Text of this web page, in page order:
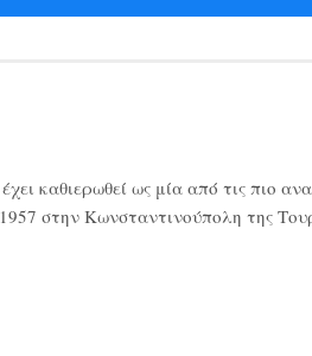
καθιερωθεί ως μία από τις πιο
στην Κωνσταντινούπολη της